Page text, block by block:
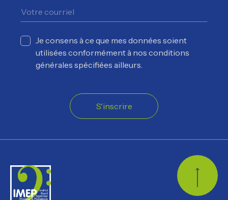
Je consens à ce que mes données soient
utilisées conformément à nos conditions
générales spécifiées ailleurs.
S'inscrire